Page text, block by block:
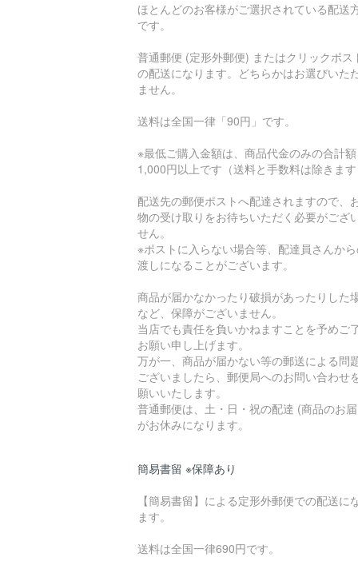
ほとんどのお客様がご選択されている配送
です。
普通郵便 (定形外郵便) またはクリックポス
の配送になります。どちらかはお選びいた
ません。
送料は全国一律「90円」です。
※最低ご購入金額は、商品代金のみの合計額
1,000円以上です（送料と手数料は除きます
配送先の郵便ポストへ配達されますので、
物の受け取りをお待ちいただく必要がござ
せん。
※ポストに入らない場合等、配達員さんか
渡しになることがございます。
商品が届かなかったり破損があったりした
など、保障がございません。
当店でも責任を負いかねますことを予めご
お願い申し上げます。
万が一、商品が届かない等の郵送による問
ございましたら、郵便局へのお問い合わせ
願いいたします。
普通郵便は、土・日・祝の配達 (商品のお
がお休みになります。
簡易書留 ※保障あり
【簡易書留】による定形外郵便での配送に
ます。
送料は全国一律690円です。